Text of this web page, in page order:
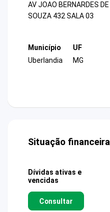
AV JOAO BERNARDES DE
SOUZA 432 SALA 03
Município
Uberlandia
UF
MG
Situação financeira
Dívidas ativas e
vencidas
Consultar